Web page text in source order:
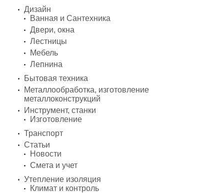
Дизайн
Ванная и Сантехника
Двери, окна
Лестницы
Мебель
Лепнина
Бытовая техника
Металлообработка, изготовление
металлоконструкций
Инструмент, станки
Изготовление
Транспорт
Статьи
Новости
Смета и учет
Утепление изоляция
Климат и контроль